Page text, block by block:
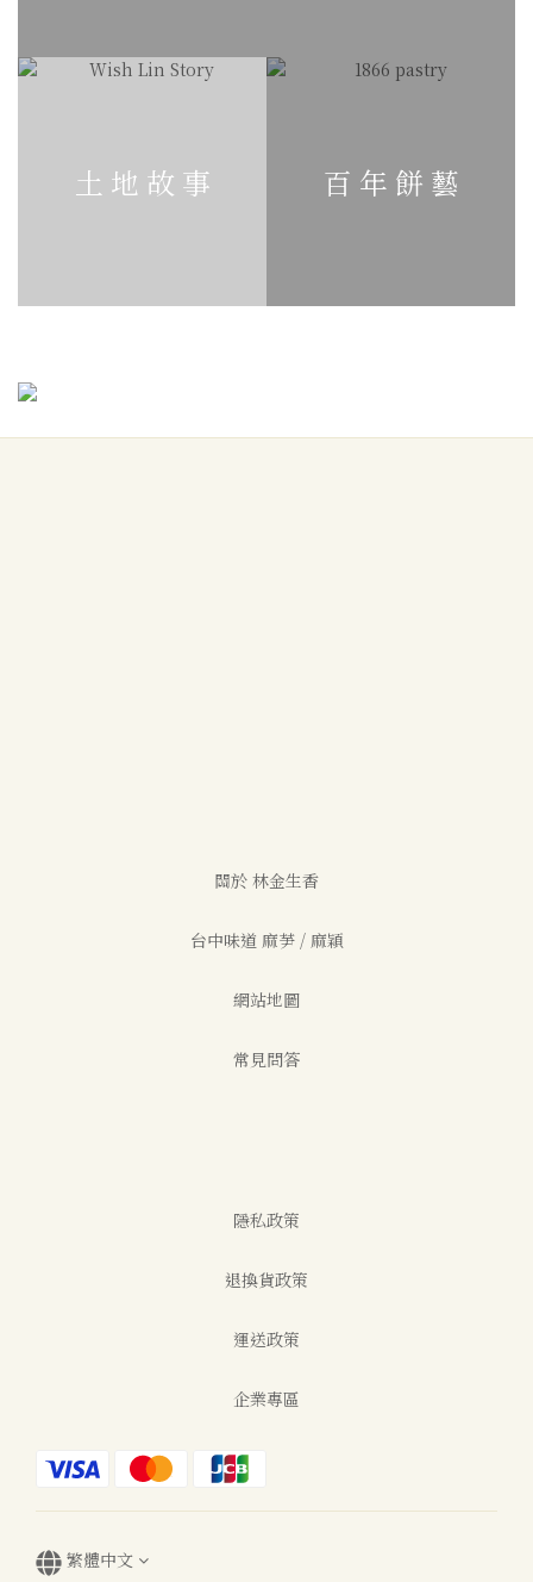
土 地 故 事 百 年 餅 藝
關於 林金生香
台中味道 麻芛 / 麻穎
網站地圖
常見問答
隱私政策
退換貨政策
運送政策
企業專區
繁體中文